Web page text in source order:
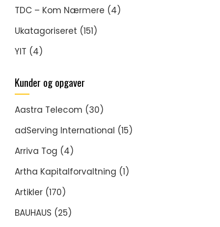
TDC – Kom Nærmere (4)
Ukatagoriseret (151)
YIT (4)
Kunder og opgaver
Aastra Telecom (30)
adServing International (15)
Arriva Tog (4)
Artha Kapitalforvaltning (1)
Artikler (170)
BAUHAUS (25)